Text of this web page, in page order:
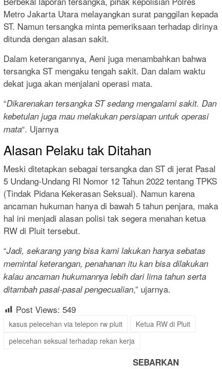
Metro Jakarta Utara melayangkan surat panggilan kepada
ST. Namun tersangka minta pemeriksaan terhadap dirinya
ditunda dengan alasan sakit.
Dalam keterangannya, Aeni juga menambahkan bahwa
tersangka ST mengaku tengah sakit. Dan dalam waktu
dekat juga akan menjalani operasi mata.
“Dikarenakan tersangka ST sedang mengalami sakit. Dan
kebetulan juga mau melakukan persiapan untuk operasi
mata“. Ujarnya
Alasan Pelaku tak Ditahan
Meski ditetapkan sebagai tersangka dan ST di jerat Pasal
5 Undang-Undang RI Nomor 12 Tahun 2022 tentang TPKS
(Tindak Pidana Kekerasan Seksual). Namun karena
ancaman hukuman hanya di bawah 5 tahun penjara, maka
hal ini menjadi alasan polisi tak segera menahan ketua
RW di Pluit tersebut.
“Jadi, sekarang yang bisa kami lakukan hanya sebatas
memintai keterangan, penahanan itu kan bisa dilakukan
kalau ancaman hukumannya lebih dari lima tahun serta
ditambah pasal-pasal pengecualian,” ujarnya.
Post Views: 549
kasus pelecehan via telepon rw pluit
Ketua RW di Pluit
pelecehan seksual terhadap rekan kerja
SEBARKAN